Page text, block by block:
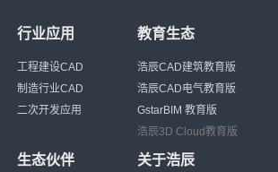
行业应用
工程建设CAD
制造行业CAD
二次开发应用
教育生态
浩辰CAD建筑教育版
浩辰CAD电气教育版
GstarBIM 教育版
浩辰3D Cloud教育版
生态伙伴 关于浩辰